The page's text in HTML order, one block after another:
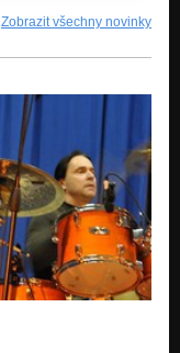
Zobrazit všechny novinky